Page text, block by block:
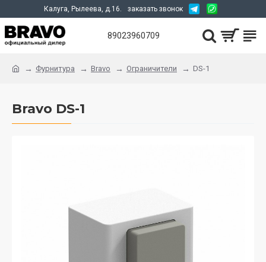
Калуга, Рылеева, д.16. заказать звонок
89023960709
Фурнитура Bravo Ограничители DS-1
Bravo DS-1